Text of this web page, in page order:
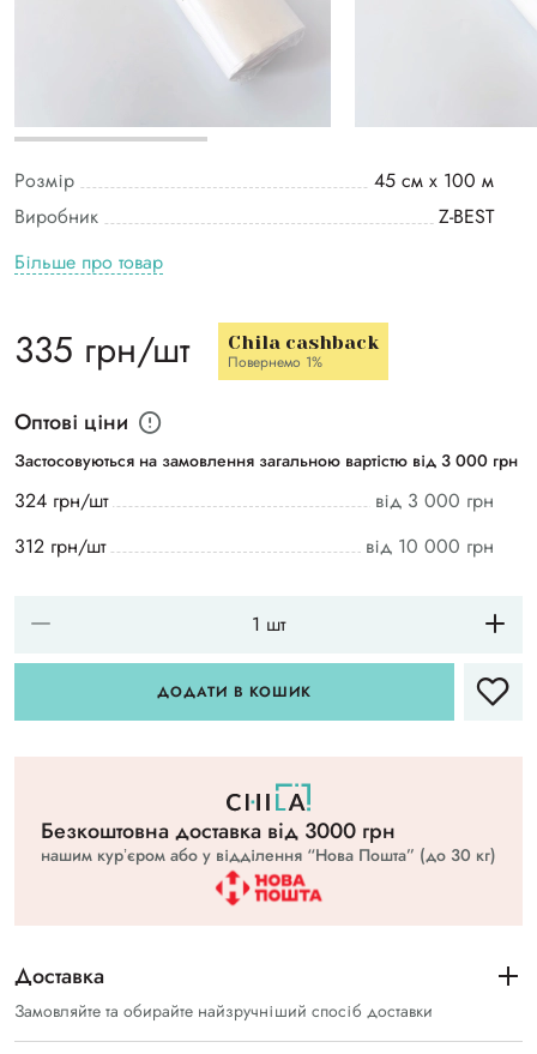
Розмір
45 см х 100 м
Виробник
Z-BEST
Більше про товар
335 грн/шт Chila cashback
Повернемо 1%
Оптові ціни
Застосовуються на замовлення загальною вартістю від 3 000 грн
324 грн/шт
від 3 000 грн
312 грн/шт
від 10 000 грн
ДОДАТИ В КОШИК
Безкоштовна доставка вiд 3000 грн
нашим курʼєром або у відділення “Нова Пошта” (до 30 кг)
Доставка
Замовляйте та обирайте найзручніший спосіб доставки